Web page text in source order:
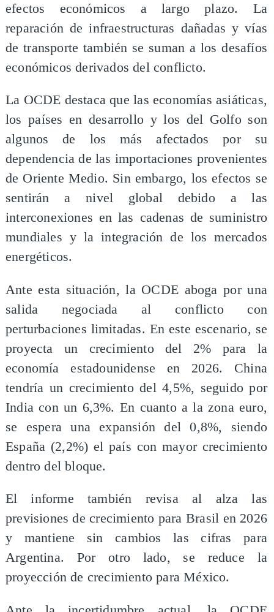
efectos económicos a largo plazo. La
reparación de infraestructuras dañadas y vías
de transporte también se suman a los desafíos
económicos derivados del conflicto.
La OCDE destaca que las economías asiáticas,
los países en desarrollo y los del Golfo son
algunos de los más afectados por su
dependencia de las importaciones provenientes
de Oriente Medio. Sin embargo, los efectos se
sentirán a nivel global debido a las
interconexiones en las cadenas de suministro
mundiales y la integración de los mercados
energéticos.
Ante esta situación, la OCDE aboga por una
salida negociada al conflicto con
perturbaciones limitadas. En este escenario, se
proyecta un crecimiento del 2% para la
economía estadounidense en 2026. China
tendría un crecimiento del 4,5%, seguido por
India con un 6,3%. En cuanto a la zona euro,
se espera una expansión del 0,8%, siendo
España (2,2%) el país con mayor crecimiento
dentro del bloque.
El informe también revisa al alza las
previsiones de crecimiento para Brasil en 2026
y mantiene sin cambios las cifras para
Argentina. Por otro lado, se reduce la
proyección de crecimiento para México.